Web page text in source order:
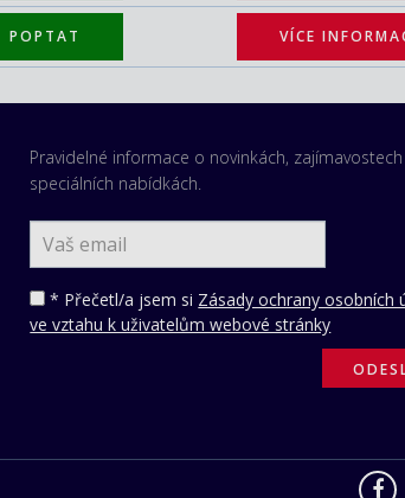
POPTAT VÍCE
Pravidelné informace o novinkách,
speciálních nabídkách.
* Přečetl/a jsem si Zásady ochrany osobních
ve vztahu k uživatelům webové stránky